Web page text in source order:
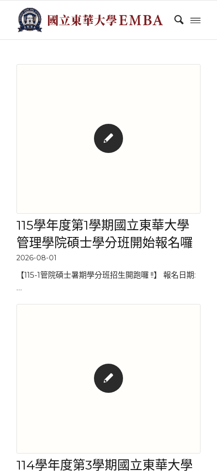
115學年度第1學期國立東華大學
管理學院碩士學分班開始報名囉
2026-08-01
【115-1管院碩士暑期學分班招生開跑囉 !!】 報名日期:
…
114學年度第3學期國立東華大學